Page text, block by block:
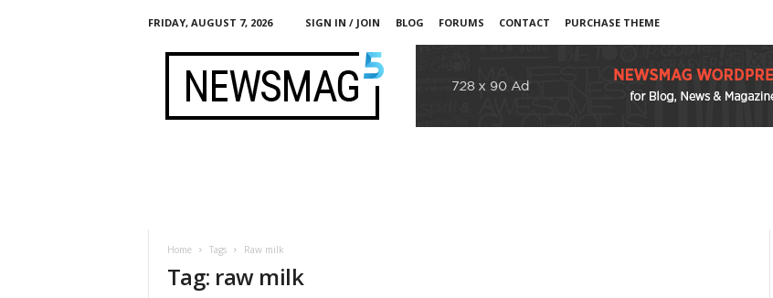
FRIDAY, AUGUST 7, 2026 SIGN IN / JOIN BLOG FORUMS CONTACT
PURCHASE THEME
Home Tags Raw milk
Tag: raw milk